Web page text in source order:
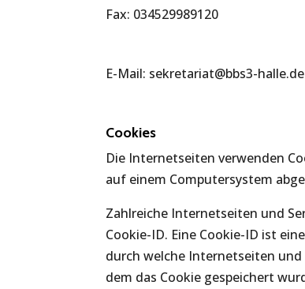
Fax: 034529989120
E-Mail: sekretariat@bbs3-halle.de
Cookies
Die Internetseiten verwenden
auf einem Computersystem
Zahlreiche Internetseiten und
Cookie-ID. Eine Cookie-ID ist
durch welche Internetseiten
dem das Cookie gespeichert